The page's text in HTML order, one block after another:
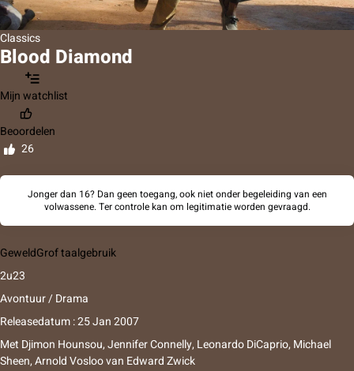
Classics
Blood Diamond
Mijn watchlist
Beoordelen
26
Jonger dan 16? Dan geen toegang, ook niet onder begeleiding van een
volwassene. Ter controle kan om legitimatie worden gevraagd.
GeweldGrof taalgebruik
2u23
Avontuur / Drama
Releasedatum : 25 Jan 2007
Met Djimon Hounsou,Jennifer Connelly, Leonardo DiCaprio, Michael
Sheen,Arnold Vosloovan Edward Zwick